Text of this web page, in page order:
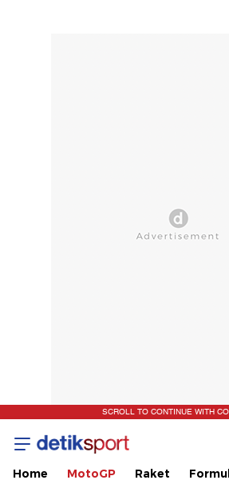
SCROLL TO CONTINUE WITH
Home MotoGP Raket